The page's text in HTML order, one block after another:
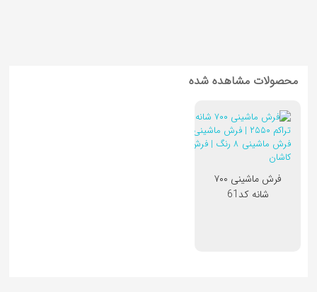
محصولات مشاهده شده
فرش ماشینی ۷۰۰
شانه کد61